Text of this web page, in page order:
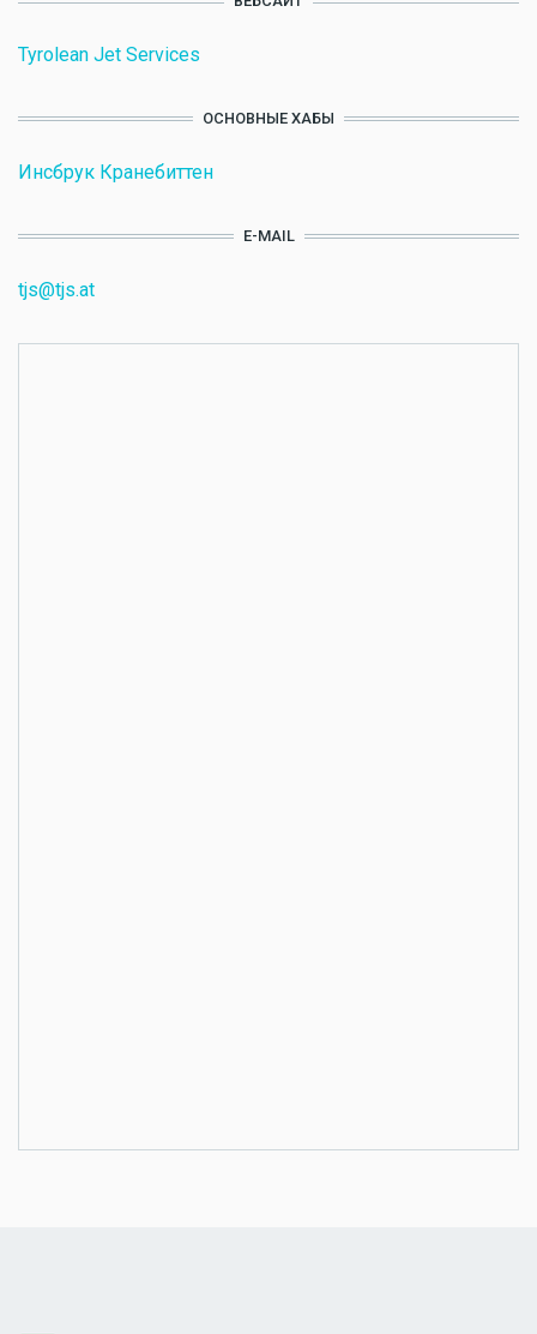
Tyrolean Jet Services
ОСНОВНЫЕ ХАБЫ
Инсбрук Кранебиттен
E-MAIL
tjs@tjs.at